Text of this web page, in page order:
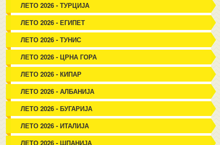
ЛЕТО 2026 - ТУРЦИЈА
ЛЕТО 2026 - ЕГИПЕТ
ЛЕТО 2026 - ТУНИС
ЛЕТО 2026 - ЦРНА ГОРА
ЛЕТО 2026 - КИПАР
ЛЕТО 2026 - АЛБАНИЈА
ЛЕТО 2026 - БУГАРИЈА
ЛЕТО 2026 - ИТАЛИЈА
ЛЕТО 2026 - ШПАНИЈА